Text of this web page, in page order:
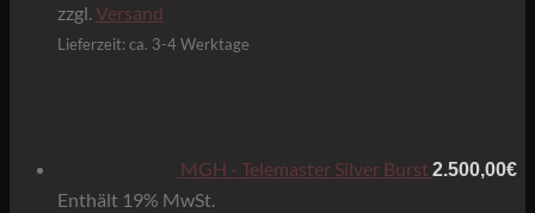
zzgl.Versand
Lieferzeit: ca. 3-4 Werktage
MGH - Telemaster Silver Burst 2.500,00€
Enthält 19% MwSt.